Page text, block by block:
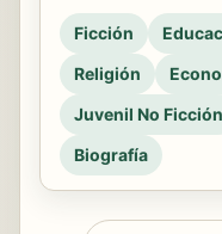
Ficción
Religión
Juvenil No Ficción
Biografía